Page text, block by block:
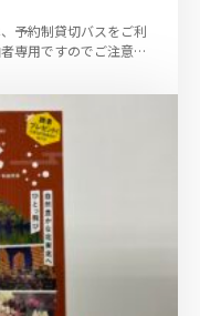
予約制貸切バスをご利
専用ですのでご注意く